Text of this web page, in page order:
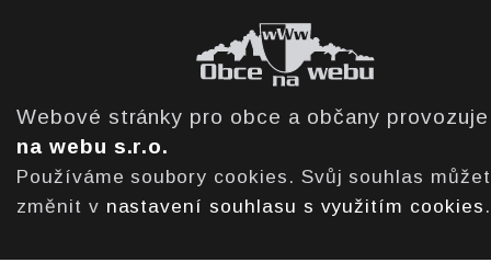
Webové stránky pro obce a občany
na webu s.r.o.
Používáme soubory cookies. Svůj souhlas
změnit v nastavení souhlasu s využitím cookies .